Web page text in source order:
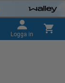
Logga in